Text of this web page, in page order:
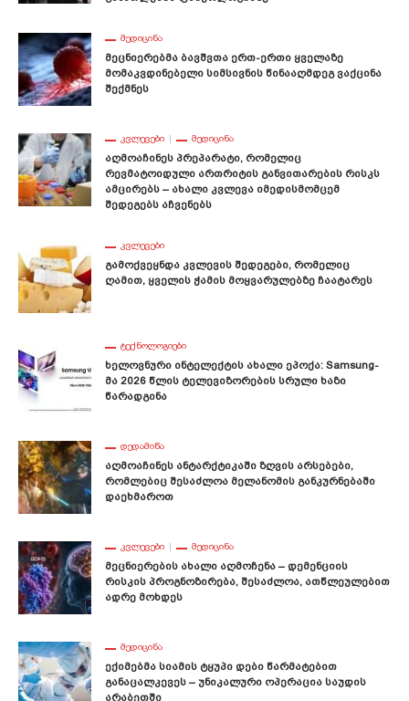
ᲛᲔᲓᲘᲪᲘᲜᲐ
Მეცნიერებმა Ბავშვთა Ერთ-Ერთი Ყველაზე
Მომაკვდინებელი Სიმსივნის Წინააღმდეგ Ვაქცინა
Შექმნეს
ᲙᲕᲚᲔᲕᲔᲑᲘ ᲛᲔᲓᲘᲪᲘᲜᲐ
Აღმოაჩინეს Პრეპარატი, Რომელიც
Რევმატოიდული Ართრიტის Განვითარების Რისკს
Ამცირებს – Ახალი Კვლევა Იმედისმომცემ
Შედეგებს Აჩვენებს
ᲙᲕᲚᲔᲕᲔᲑᲘ
Გამოქვეყნდა Კვლევის Შედეგები, Რომელიც
Ღამით, Ყველის Ჭამის Მოყვარულებზე Ჩაატარეს
ᲢᲔᲥᲜᲝᲚᲝᲒᲘᲔᲑᲘ
Ხელოვნური Ინტელექტის Ახალი Ეპოქა: Samsung-
Მა 2026 Წლის Ტელევიზორების Სრული Ხაზი
Წარადგინა
ᲓᲔᲓᲐᲛᲘᲬᲐ
Აღმოაჩინეს Ანტარქტიკაში Ზღვის Არსებები,
Რომლებიც Შესაძლოა Მელანომის Განკურნებაში
Დაეხმაროთ
ᲙᲕᲚᲔᲕᲔᲑᲘ ᲛᲔᲓᲘᲪᲘᲜᲐ
Მეცნიერების Ახალი Აღმოჩენა – Დემენციის
Რისკის Პროგნოზირება, Შესაძლოა, Ათწლეულებით
Ადრე Მოხდეს
ᲛᲔᲓᲘᲪᲘᲜᲐ
Ექიმებმა Სიამის Ტყუპი Დები Წარმატებით
Განაცალკევეს – Უნიკალური Ოპერაცია Საუდის
Არაბეთში